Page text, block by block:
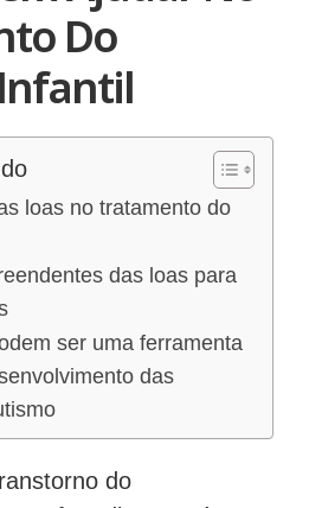
Do
loas no tratamento do
das loas para
ser uma ferramenta
das
do